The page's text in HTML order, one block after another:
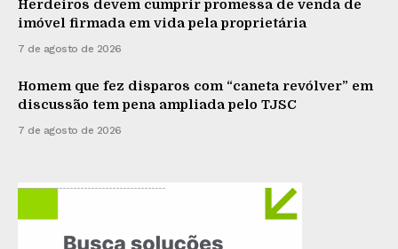
Herdeiros devem cumprir promessa de venda de
imóvel firmada em vida pela proprietária
7 de agosto de 2026
Homem que fez disparos com “caneta revólver” em
discussão tem pena ampliada pelo TJSC
7 de agosto de 2026